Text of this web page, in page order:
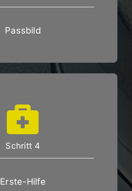
Passbild
Schritt 4
Erste-Hilfe